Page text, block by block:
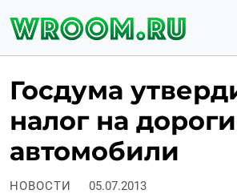
Госдума
налог на
автомобили
НОВОСТИ 05.07.2013